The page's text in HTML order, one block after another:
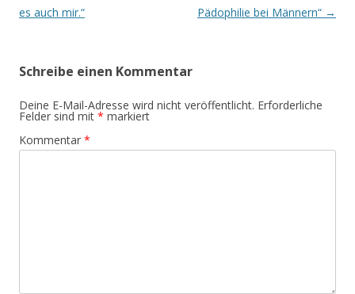
Navigation
es auch mir.“
Pädophilie bei Männern“ →
Schreibe einen Kommentar
Deine E-Mail-Adresse wird nicht veröffentlicht. Erforderliche
Felder sind mit * markiert
Kommentar *